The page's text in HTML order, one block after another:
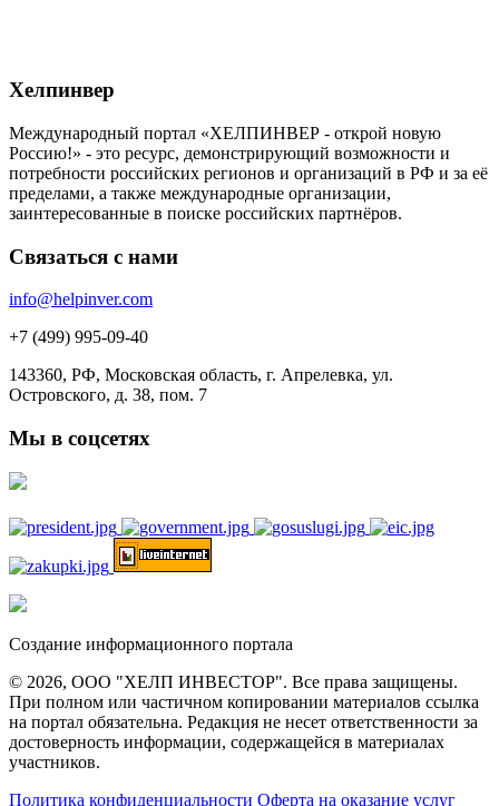
Хелпинвер
Международный портал «ХЕЛПИНВЕР - открой новую
Россию!» - это ресурс, демонстрирующий возможности и
потребности российских регионов и организаций в РФ и за её
пределами, а также международные организации,
заинтересованные в поиске российских партнёров.
Связаться с нами
info@helpinver.com
+7 (499) 995-09-40
143360, РФ, Московская область, г. Апрелевка, ул.
Островского, д. 38, пом. 7
Мы в соцсетях
Создание информационного портала
© 2026, ООО "ХЕЛП ИНВЕСТОР". Все права защищены.
При полном или частичном копировании материалов ссылка
на портал обязательна. Редакция не несет ответственности за
достоверность информации, содержащейся в материалах
участников.
Политика конфиденциальности Оферта на оказание услуг